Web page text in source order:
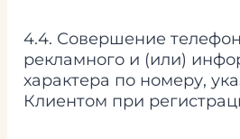
4.4. Совершение
рекламного и (или)
характера по номеру,
Клиентом при